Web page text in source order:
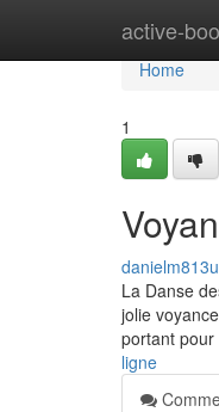
active-
Home
Home
1
La Danse
jolie
portant pour
ligne